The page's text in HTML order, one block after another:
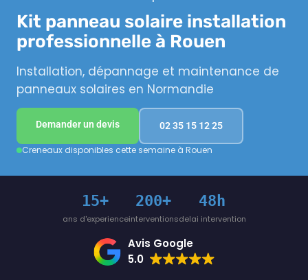
Kit panneau solaire installation
professionnelle à Rouen
Installation, dépannage et maintenance de
panneaux solaires en Normandie
Demander un devis 02 35 15 12 25
Creneaux disponibles cette semaine à Rouen
15+
ans d'experience
200+
interventions
48h
delai intervention
Avis Google
5.0